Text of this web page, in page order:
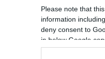
Please note that
information
deny consent to
in below Google